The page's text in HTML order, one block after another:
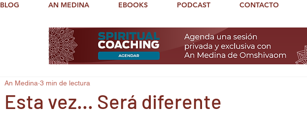
BLOG AN MEDINA EBOOKS PODCAST CONTACTO
Esta vez... Será diferente
An Medina 3 min de lectura